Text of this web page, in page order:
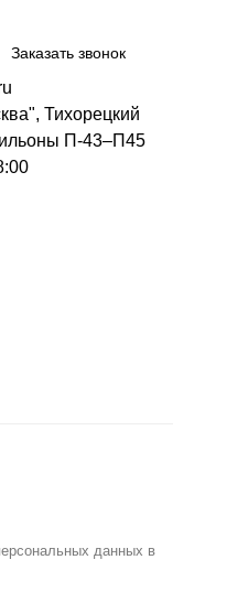
Заказать звонок
Тихорецкий
П-43–П45
данных в